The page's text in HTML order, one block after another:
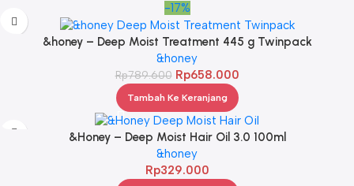
-17%
&honey – Deep Moist Treatment 445 g Twinpack
&honey
Rp789.600 Rp658.000
Tambah Ke Keranjang
&Honey – Deep Moist Hair Oil 3.0 100ml
&honey
Rp329.000